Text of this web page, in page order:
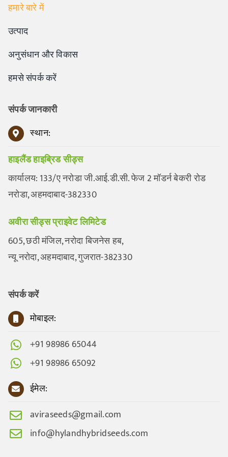
हमारे बारे में
उत्पाद
अनुसंधान और विकास
हमसे संपर्क करें
संपर्क जानकारी
स्थान:
हाइलैंड हाइब्रिड सीड्स
कार्यालय: 133/ए नरोडा जी.आई.डी.सी. फेज 2 मॉडर्न बेकरी रोड
नरोडा, अहमदाबाद-382330
अवीरा सीड्स प्राइवेट लिमिटेड
605, छठी मंजिल, नरोदा बिजनेस हब,
न्यू नरोदा, अहमदाबाद, गुजरात-382330
संपर्क करें
मोबाइल:
+91 98986 65044
+91 98986 65092
ईमेल:
aviraseeds@gmail.com
info@hylandhybridseeds.com